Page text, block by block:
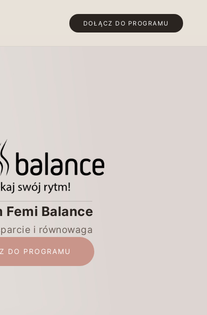
DOŁĄCZ DO PROGRAMU
Femi Balance
i równowaga
DO PROGRAMU